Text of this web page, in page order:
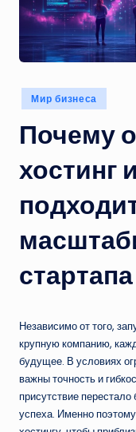
Опубликовано
в
Мир бизнеса
Почему
хостинг
стартапа
Независимо от того,
крупную компанию,
будущее. В условиях
важны точность и
присутствие
успеха. Именно